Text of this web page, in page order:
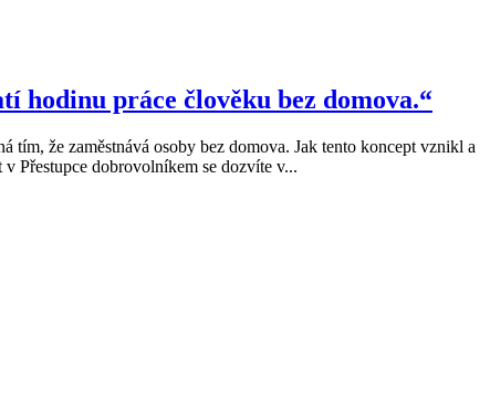
hodinu práce člověku bez domova.“
tím, že zaměstnává osoby bez domova. Jak tento koncept vznikl a
Přestupce dobrovolníkem se dozvíte v...